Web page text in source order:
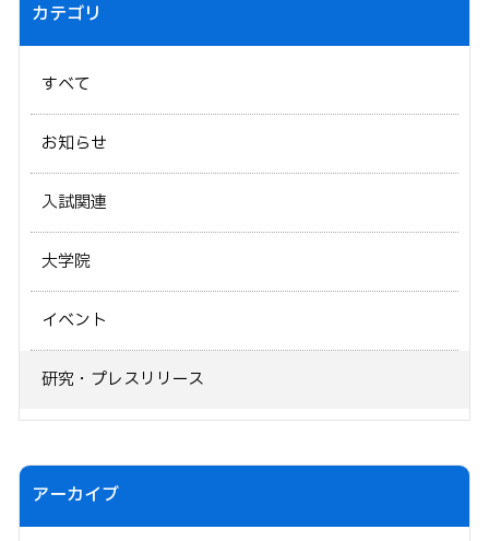
カテゴリ
すべて
お知らせ
入試関連
大学院
イベント
研究・プレスリリース
アーカイブ